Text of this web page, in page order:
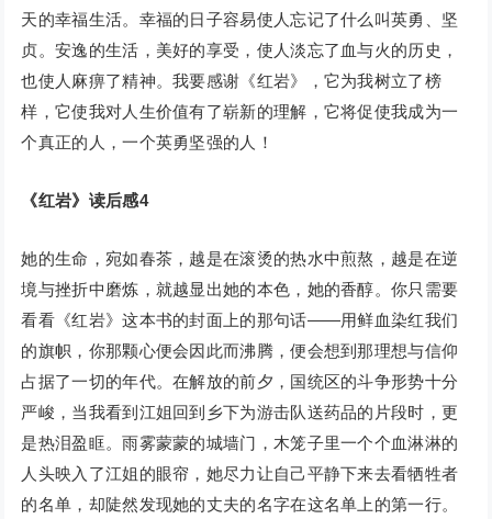
天的幸福生活。幸福的日子容易使人忘记了什么叫英勇、坚
贞。安逸的生活，美好的享受，使人淡忘了血与火的历史，
也使人麻痹了精神。我要感谢《红岩》，它为我树立了榜
样，它使我对人生价值有了崭新的理解，它将促使我成为一
个真正的人，一个英勇坚强的人！
《红岩》读后感4
她的生命，宛如春茶，越是在滚烫的热水中煎熬，越是在逆
境与挫折中磨炼，就越显出她的本色，她的香醇。你只需要
看看《红岩》这本书的封面上的那句话——用鲜血染红我们
的旗帜，你那颗心便会因此而沸腾，便会想到那理想与信仰
占据了一切的年代。在解放的前夕，国统区的斗争形势十分
严峻，当我看到江姐回到乡下为游击队送药品的片段时，更
是热泪盈眶。雨雾蒙蒙的城墙门，木笼子里一个个血淋淋的
人头映入了江姐的眼帘，她尽力让自己平静下来去看牺牲者
的名单，却陡然发现她的丈夫的名字在这名单上的第一行。